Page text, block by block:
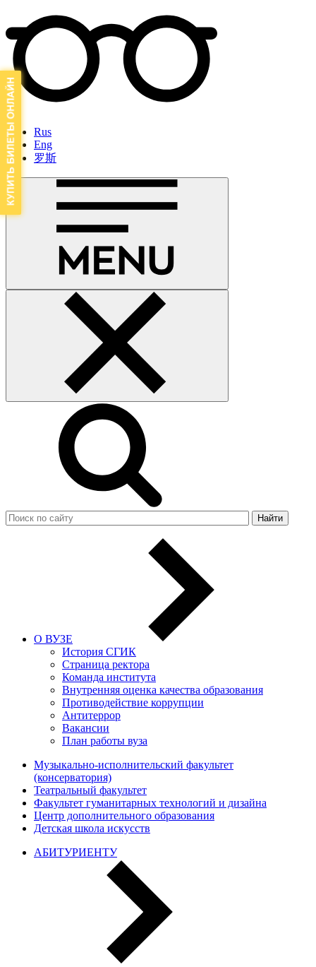
Rus
Eng
罗斯
Найти
О ВУЗЕ
История СГИК
Страница ректора
Команда института
Внутренняя оценка качества образования
Противодействие коррупции
Антитеррор
Вакансии
План работы вуза
Музыкально-исполнительский факультет
(консерватория)
Театральный факультет
Факультет гуманитарных технологий и дизайна
Центр дополнительного образования
Детская школа искусств
АБИТУРИЕНТУ